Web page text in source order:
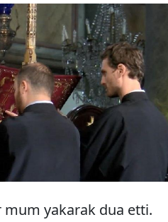
için kilise takviminin
sayılan 1 Eylül'de, Fener
ayin
mum yakarak dua etti.